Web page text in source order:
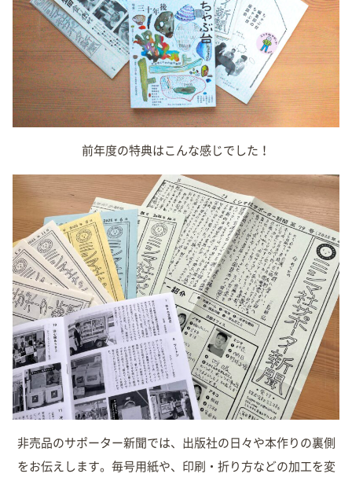
前年度の特典はこんな感じでした！
非売品のサポーター新聞では、出版社の日々や本作りの裏側
をお伝えします。毎号用紙や、印刷・折り方などの加工を変